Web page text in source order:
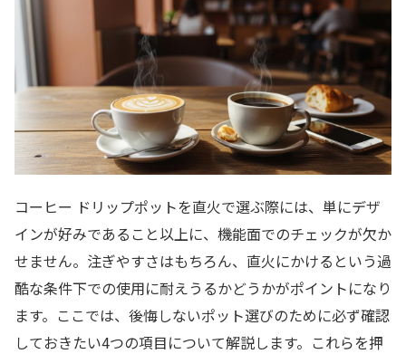
コーヒー ドリップポットを直火で選ぶ際には、単にデザ
インが好みであること以上に、機能面でのチェックが欠か
せません。注ぎやすさはもちろん、直火にかけるという過
酷な条件下での使用に耐えうるかどうかがポイントになり
ます。ここでは、後悔しないポット選びのために必ず確認
しておきたい4つの項目について解説します。これらを押